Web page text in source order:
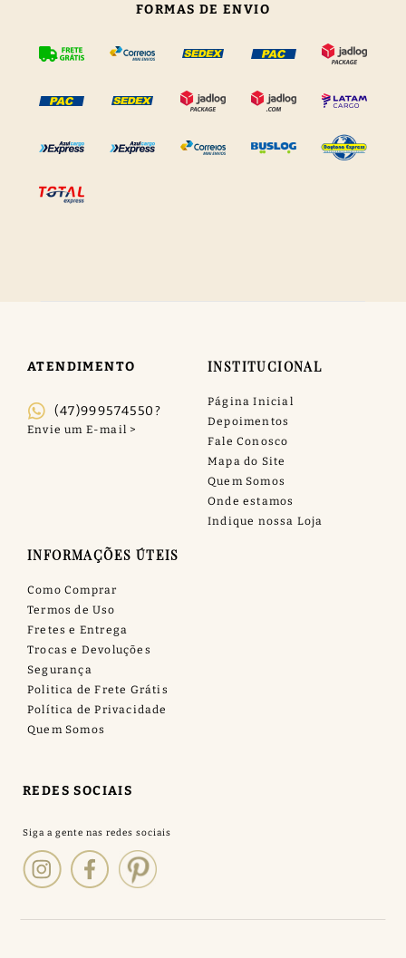
FORMAS DE ENVIO
ATENDIMENTO
(47)999574550?
INSTITUCIONAL
Página Inicial
Depoimentos
Fale Conosco
Mapa do Site
Quem Somos
Onde estamos
Indique nossa Loja
INFORMAÇÕES ÚTEIS
Como Comprar
Termos de Uso
Fretes e Entrega
Trocas e Devoluções
Segurança
Politica de Frete Grátis
Política de Privacidade
Quem Somos
REDES SOCIAIS